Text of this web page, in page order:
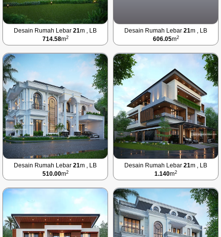
Desain Rumah Lebar 21m , LB
714.58m2
Desain Rumah Lebar 21m , LB
606.05m2
Desain Rumah Lebar 21m , LB
510.00m2
Desain Rumah Lebar 21m , LB
1.140m2